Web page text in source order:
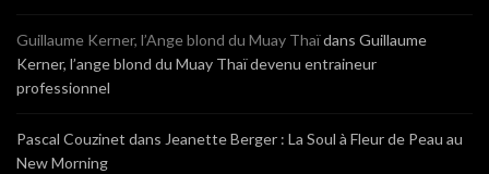
Guillaume Kerner, l’Ange blond du Muay Thaïdans Guillaume
Kerner, l’ange blond du Muay Thaï devenu entraineur
professionnel
Pascal Couzinet dans Jeanette Berger : La Soul à Fleur de Peau au
New Morning